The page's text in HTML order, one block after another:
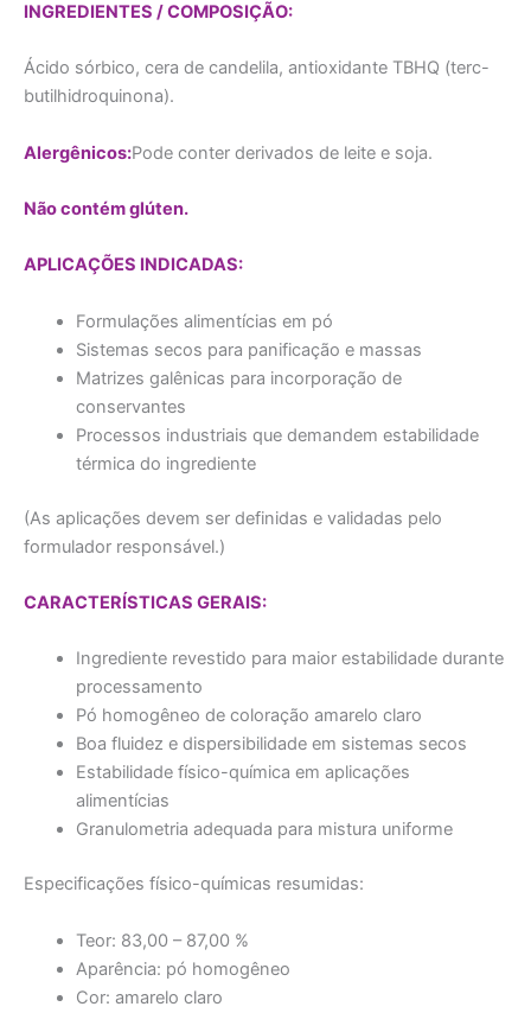
INGREDIENTES / COMPOSIÇÃO:
Ácido sórbico, cera de candelila, antioxidante TBHQ (terc-
butilhidroquinona).
Alergênicos:Pode conter derivados de leite e soja.
Não contém glúten.
APLICAÇÕES INDICADAS:
Formulações alimentícias em pó
Sistemas secos para panificação e massas
Matrizes galênicas para incorporação de
conservantes
Processos industriais que demandem estabilidade
térmica do ingrediente
(As aplicações devem ser definidas e validadas pelo
formulador responsável.)
CARACTERÍSTICAS GERAIS:
Ingrediente revestido para maior estabilidade durante
processamento
Pó homogêneo de coloração amarelo claro
Boa fluidez e dispersibilidade em sistemas secos
Estabilidade físico-química em aplicações
alimentícias
Granulometria adequada para mistura uniforme
Especificações físico-químicas resumidas:
Teor: 83,00 – 87,00 %
Aparência: pó homogêneo
Cor: amarelo claro